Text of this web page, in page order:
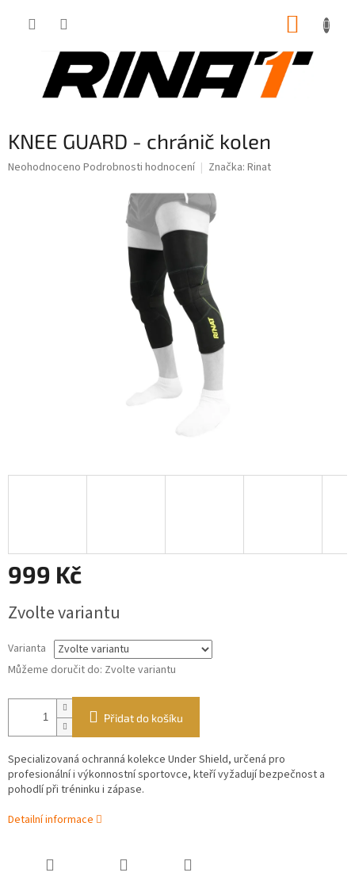
KNEE GUARD - chránič kolen
Průměrné
Neohodnoceno Podrobnosti hodnocení Značka: Rinat
999 Kč
cena:
Zvolte variantu
Varianta
Můžeme doručit do: Zvolte variantu
Přidat do košíku
Specializovaná ochranná kolekce Under Shield, určená pro
profesionální i výkonnostní sportovce, kteří vyžadují bezpečnost a
pohodlí při tréninku i zápase.
Detailní informace